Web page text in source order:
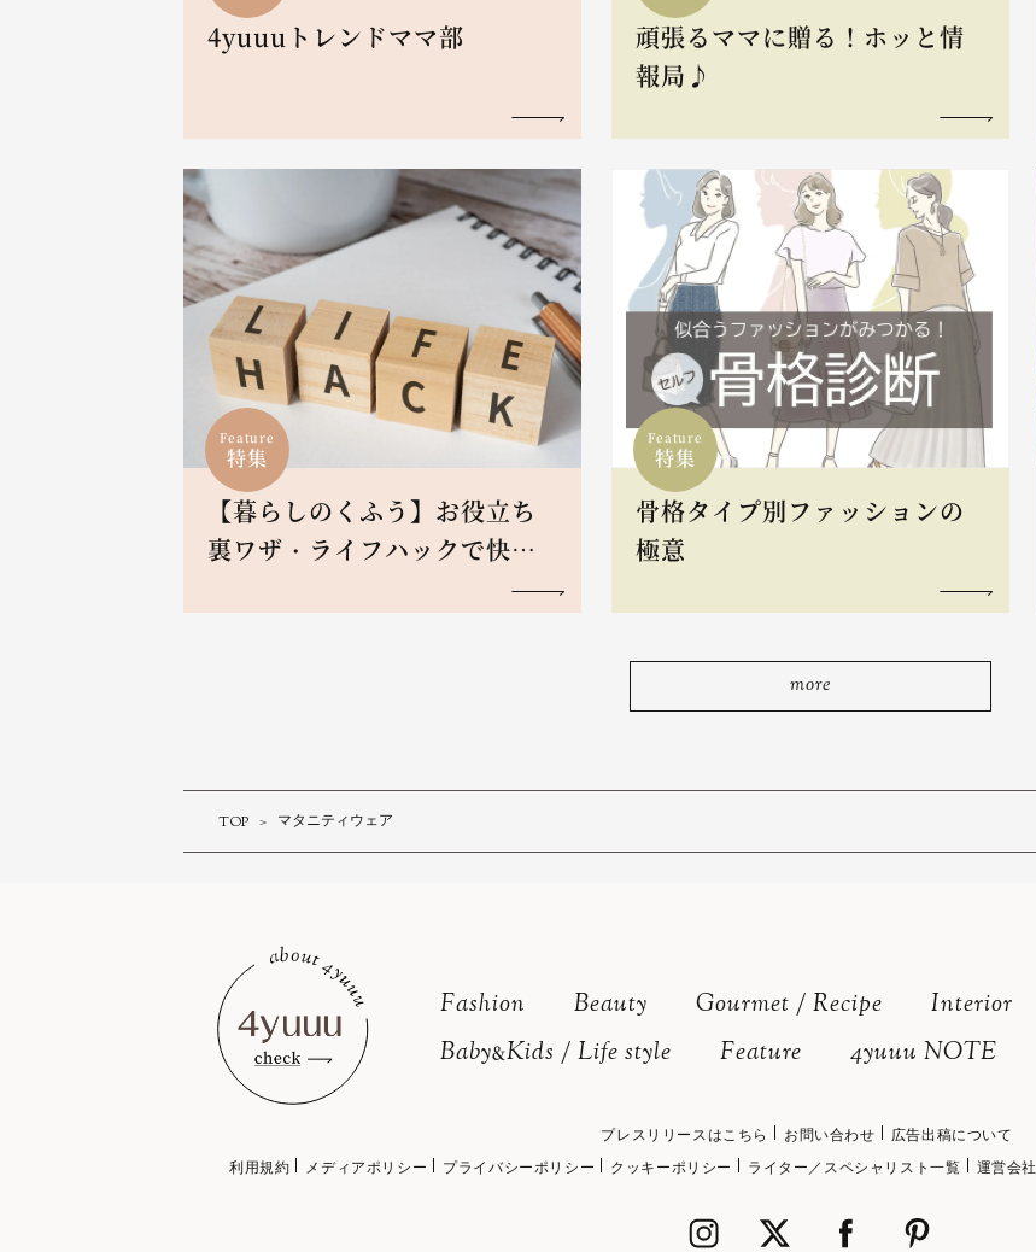
4yuuuトレンドママ部
頑張るママに贈る！ホッと情
報局♪
Feature
特集
【暮らしのくふう】お役立ち
裏ワザ・ライフハックで快適L
Feature
特集
骨格タイプ別ファッションの
極意
more
TOP マタニティウェア
Fashion Beauty Gourmet / Recipe Interior
Baby&Kids / Life style Feature 4yuuu NOTE
プレスリリースはこちら お問い合わせ
広告出稿について
利用規約
メディアポリシー プライバシーポリシー クッキーポリシー ライター／スペシャリスト一覧 運営会社